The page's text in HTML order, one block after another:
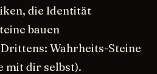
die Identität
bauen
Wahrheits-Steine
mit dir selbst).